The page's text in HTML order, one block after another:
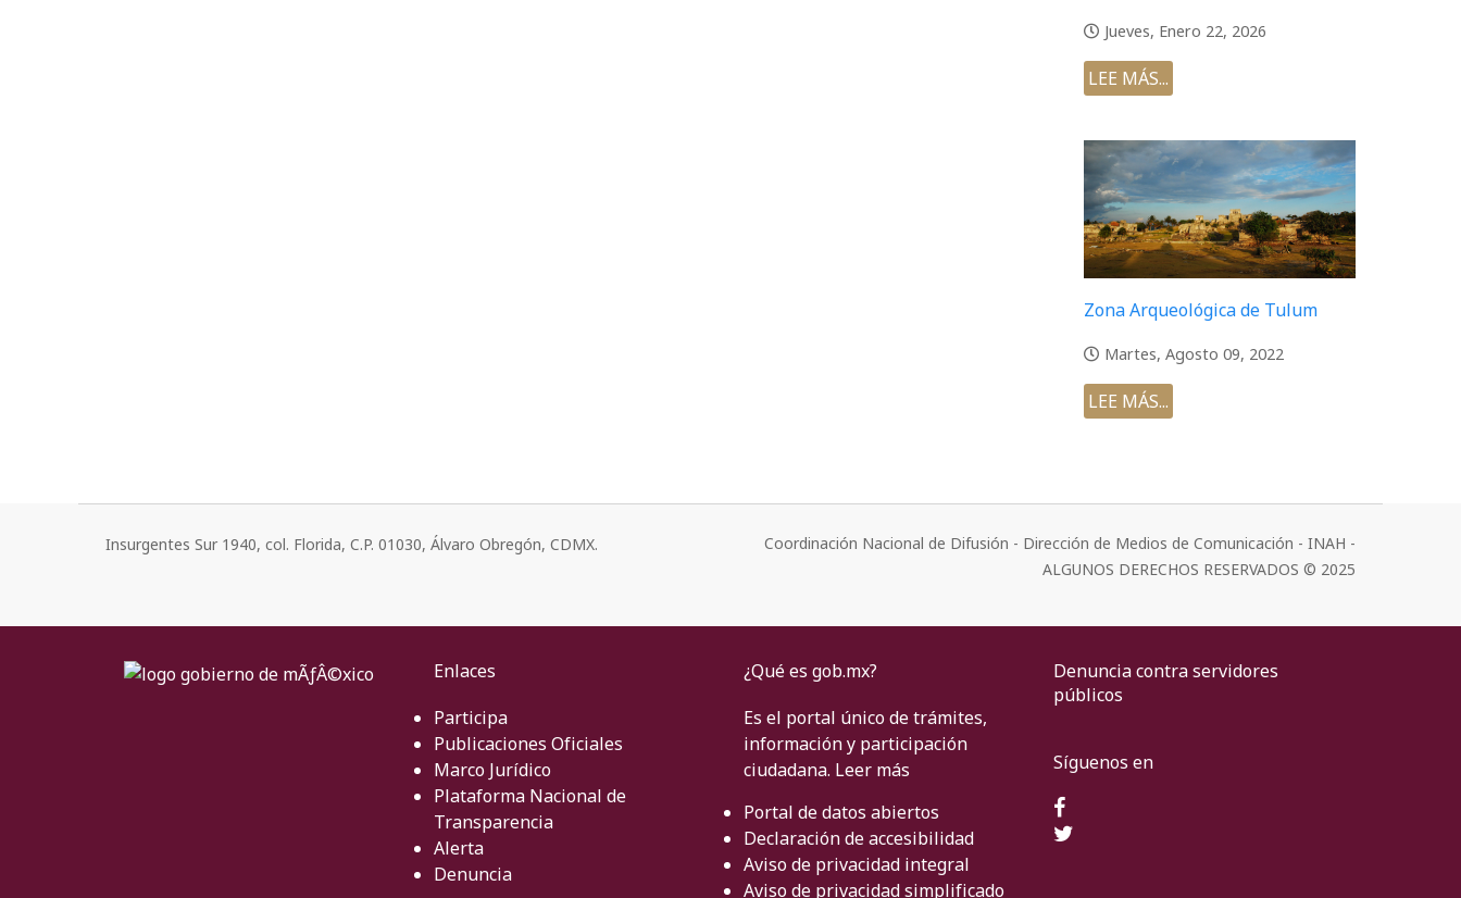
Jueves, Enero 22, 2026
LEE MÁS...
Zona Arqueológica de Tulum
Martes, Agosto 09, 2022
LEE MÁS...
Insurgentes Sur 1940, col. Florida, C.P. 01030, Álvaro Obregón, CDMX.
Coordinación Nacional de Difusión - Dirección de Medios de Comunicación - INAH -
ALGUNOS DERECHOS RESERVADOS © 2025
Enlaces
Participa
Publicaciones Oficiales
Marco Jurídico
Plataforma Nacional de
Transparencia
Alerta
Denuncia
¿Qué es gob.mx?
Es el portal único de trámites,
información y participación
ciudadana. Leer más
Portal de datos abiertos
Declaración de accesibilidad
Aviso de privacidad integral
Aviso de privacidad simplificado
Denuncia contra servidores
públicos
Síguenos en